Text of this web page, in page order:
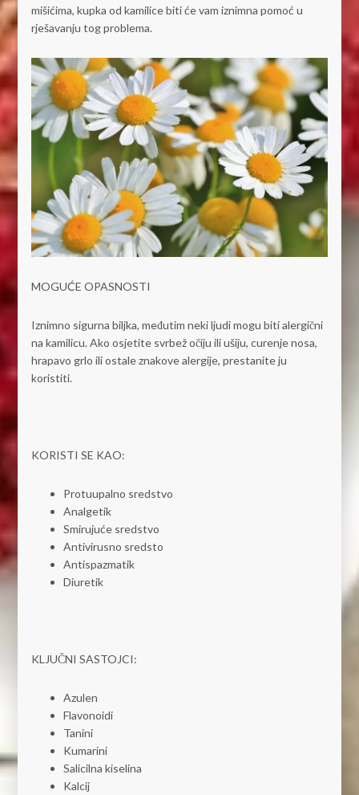
mišićima, kupka od kamilice biti će vam iznimna pomoć u
rješavanju tog problema.
MOGUĆE OPASNOSTI
Iznimno sigurna biljka, međutim neki ljudi mogu biti alergični
na kamilicu. Ako osjetite svrbež očiju ili ušiju, curenje nosa,
hrapavo grlo ili ostale znakove alergije, prestanite ju
koristiti.
KORISTI SE KAO:
Protuupalno sredstvo
Analgetik
Smirujuće sredstvo
Antivirusno sredsto
Antispazmatik
Diuretik
KLJUČNI SASTOJCI:
Azulen
Flavonoidi
Tanini
Kumarini
Salicilna kiselina
Kalcij